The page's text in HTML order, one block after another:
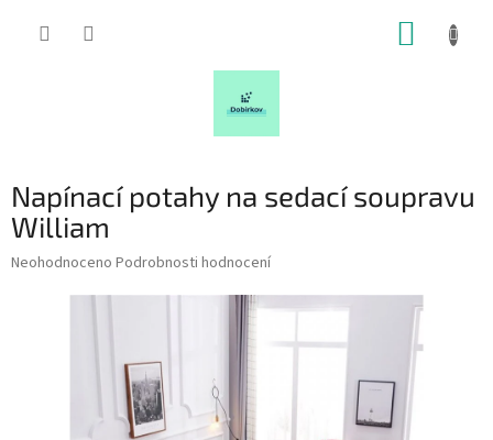
Napínací potahy na sedací soupravu
William
Průměrné
Neohodnoceno Podrobnosti hodnocení